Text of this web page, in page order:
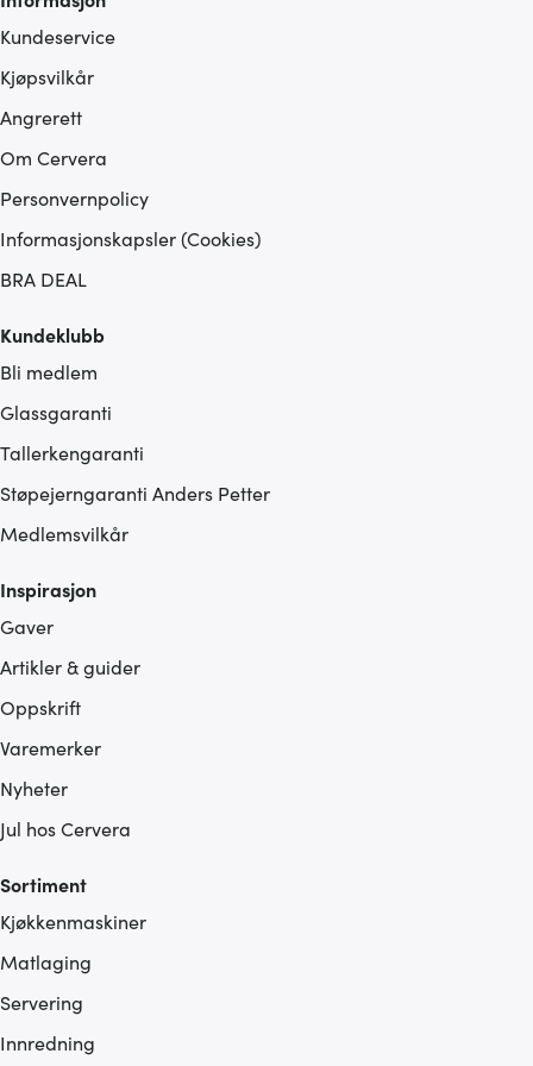
Kundeservice
Kjøpsvilkår
Angrerett
Om Cervera
Personvernpolicy
Informasjonskapsler (Cookies)
BRA DEAL
Kundeklubb
Bli medlem
Glassgaranti
Tallerkengaranti
Støpejerngaranti Anders Petter
Medlemsvilkår
Inspirasjon
Gaver
Artikler & guider
Oppskrift
Varemerker
Nyheter
Jul hos Cervera
Sortiment
Kjøkkenmaskiner
Matlaging
Servering
Innredning